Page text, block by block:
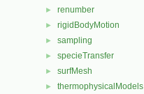
► renumber
► rigidBodyMotion
► sampling
► specieTransfer
► surfMesh
► thermophysicalModels